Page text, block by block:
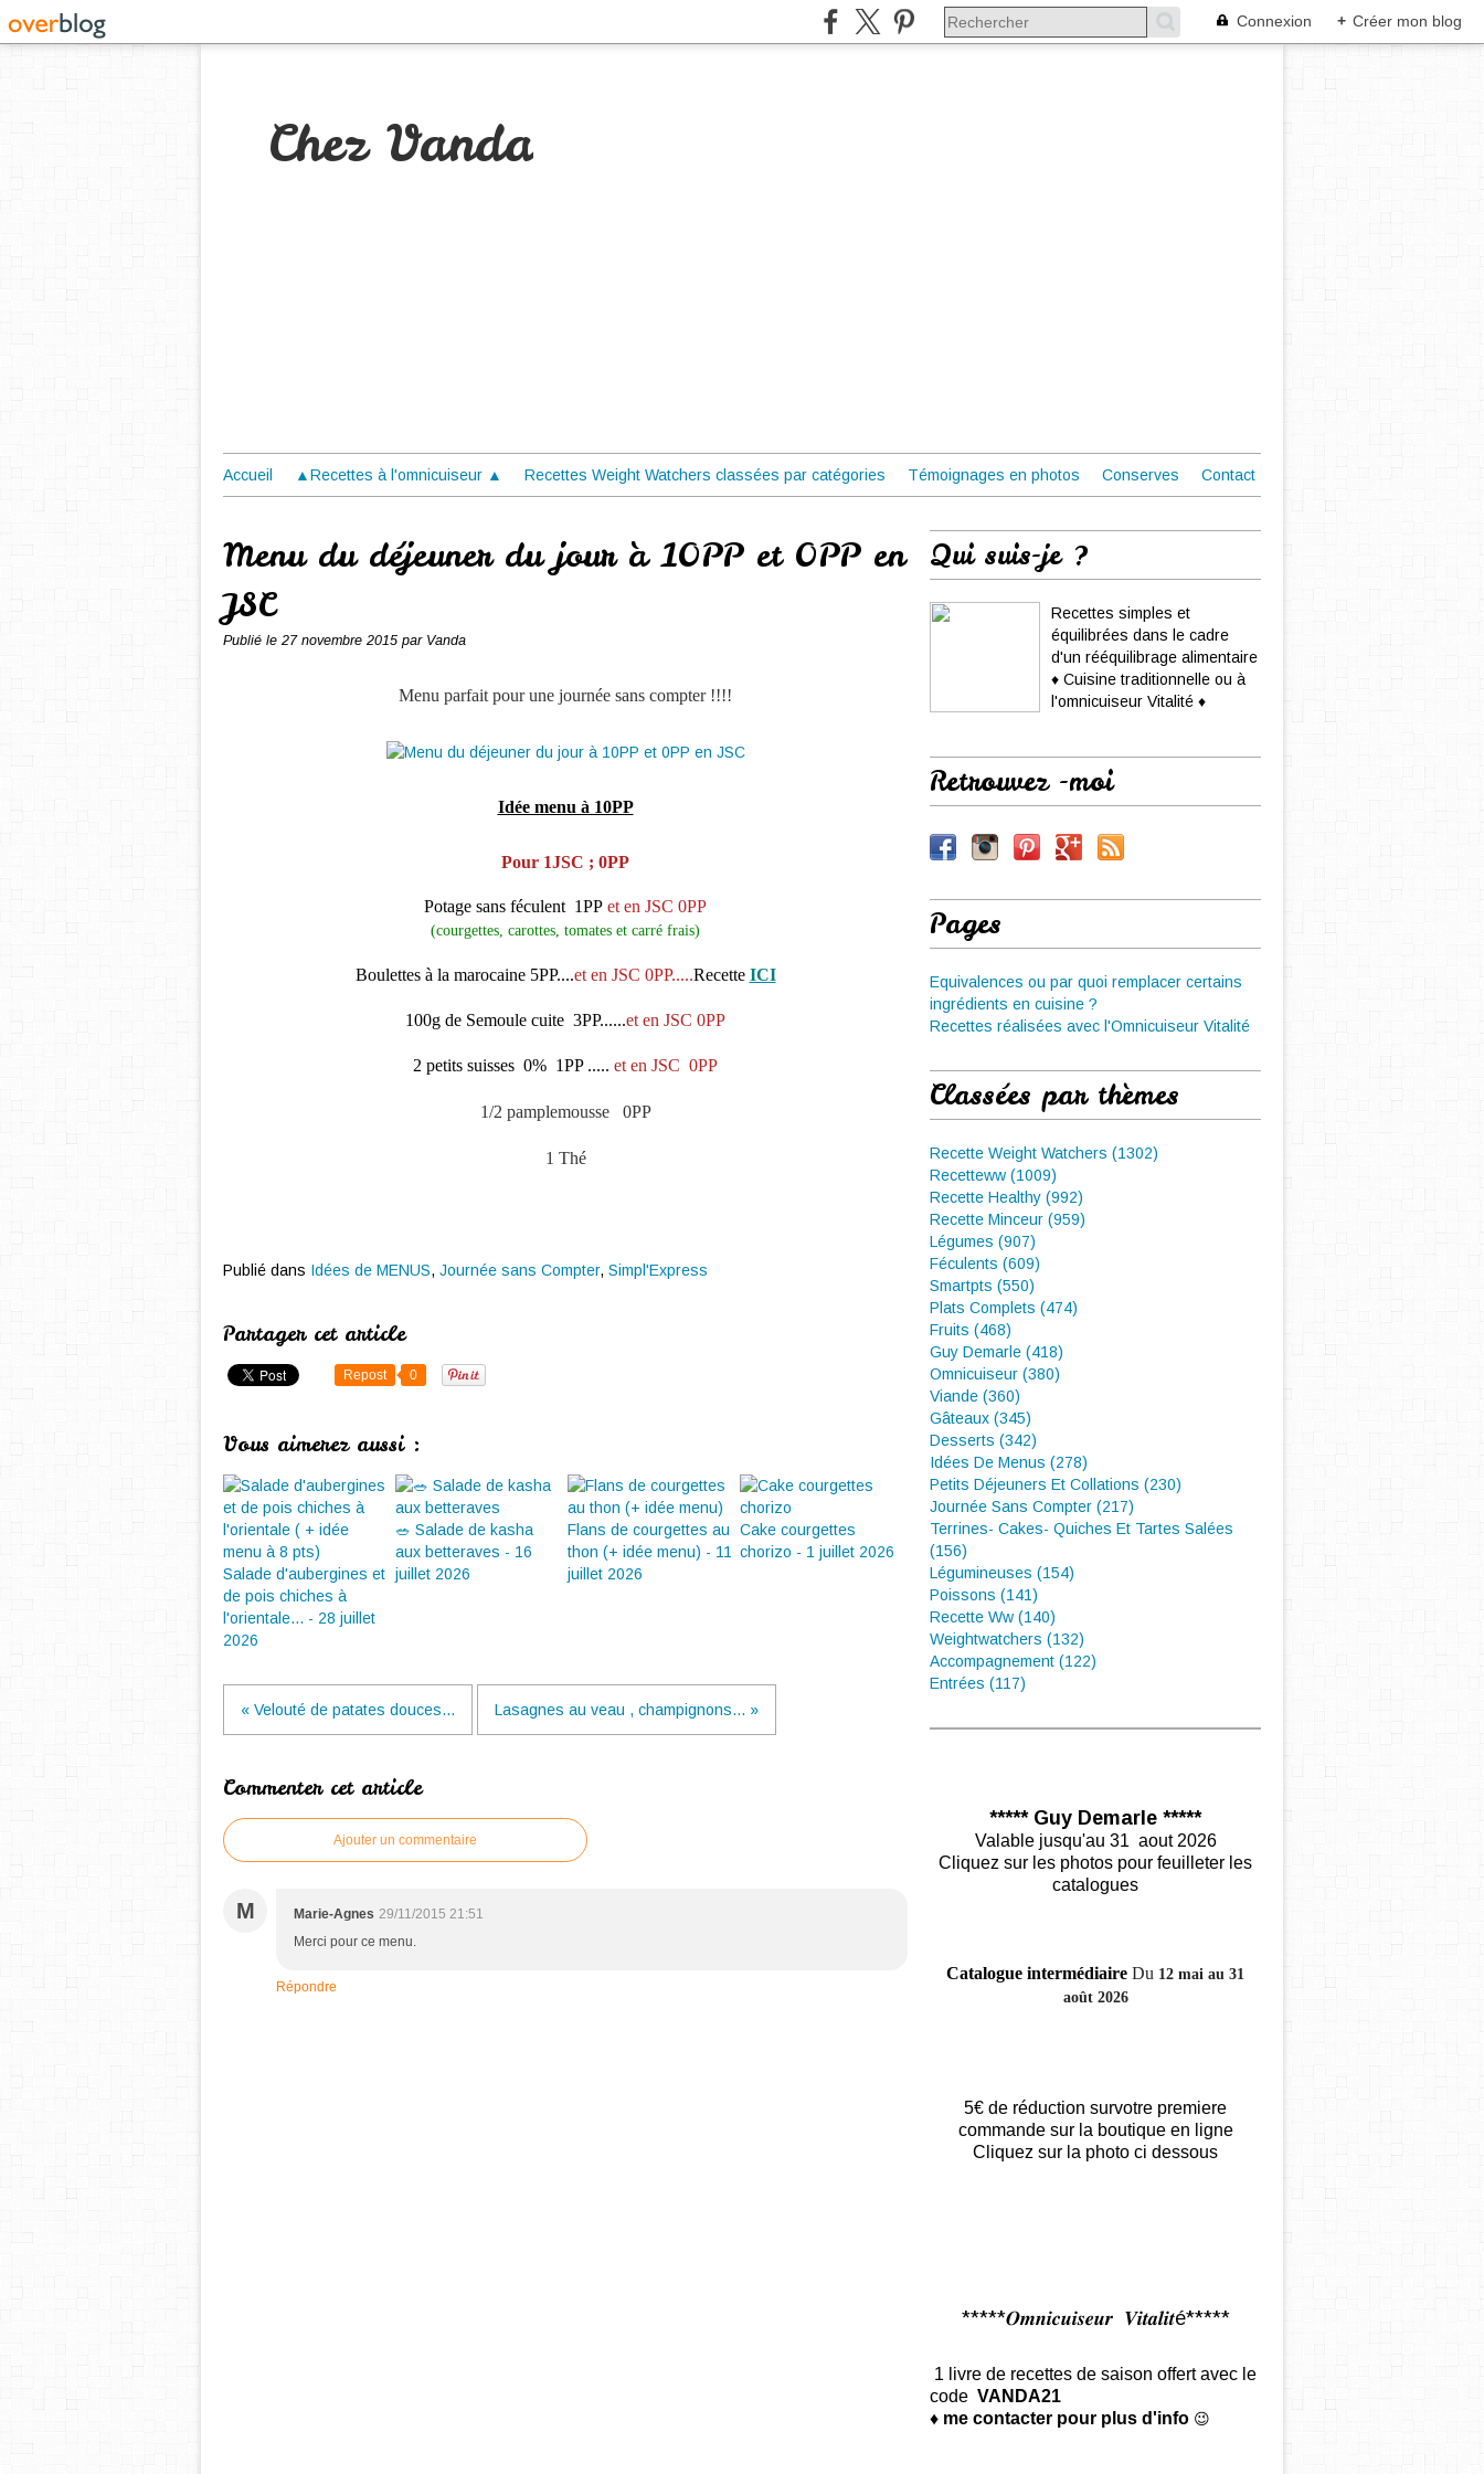
Connexion + Créer mon blog
Chez Vanda
Accueil ▲Recettes à l'omnicuiseur ▲ Recettes Weight Watchers classées par catégories Témoignages en photos Conserves Contact
Menu du déjeuner du jour à 10PP et 0PP en
JSC
Publié le 27 novembre 2015 par Vanda
Menu parfait pour une journée sans compter !!!!
Idée menu à 10PP
Pour 1JSC ; 0PP
Potage sans féculent 1PP et en JSC 0PP
(courgettes, carottes, tomates et carré frais)
Boulettes à la marocaine 5PP....et en JSC 0PP.....Recette ICI
100g de Semoule cuite 3PP......et en JSC 0PP
2 petits suisses 0% 1PP ..... et en JSC 0PP
1/2 pamplemousse 0PP
1 Thé
Publié dans Idées de MENUS, Journée sans Compter, Simpl'Express
Partager cet article
Repost 0
Vous aimerez aussi :
Salade d'aubergines et
de pois chiches à
l'orientale... - 28 juillet
2026
🥗 Salade de kasha
aux betteraves - 16
juillet 2026
Flans de courgettes au
thon (+ idée menu) - 11
juillet 2026
Cake courgettes
chorizo - 1 juillet 2026
« Velouté de patates douces... Lasagnes au veau , champignons... »
Commenter cet article
Ajouter un commentaire
M Marie-Agnes 29/11/2015 21:51
Merci pour ce menu.
Répondre
Qui suis-je ?
Recettes simples et
équilibrées dans le cadre
d'un rééquilibrage alimentaire
♦ Cuisine traditionnelle ou à
l'omnicuiseur Vitalité ♦
Retrouvez -moi
Pages
Equivalences ou par quoi remplacer certains
ingrédients en cuisine ?
Recettes réalisées avec l'Omnicuiseur Vitalité
Classées par thèmes
Recette Weight Watchers (1302)
Recetteww (1009)
Recette Healthy (992)
Recette Minceur (959)
Légumes (907)
Féculents (609)
Smartpts (550)
Plats Complets (474)
Fruits (468)
Guy Demarle (418)
Omnicuiseur (380)
Viande (360)
Gâteaux (345)
Desserts (342)
Idées De Menus (278)
Petits Déjeuners Et Collations (230)
Journée Sans Compter (217)
Terrines- Cakes- Quiches Et Tartes Salées
(156)
Légumineuses (154)
Poissons (141)
Recette Ww (140)
Weightwatchers (132)
Accompagnement (122)
Entrées (117)
***** Guy Demarle *****
Valable jusqu'au 31 aout 2026
Cliquez sur les photos pour feuilleter les
catalogues
Catalogue intermédiaire Du 12 mai au 31
août 2026
5€ de réduction survotre premiere
commande sur la boutique en ligne
Cliquez sur la photo ci dessous
*****𝑶𝒎𝒏𝒊𝒄𝒖𝒊𝒔𝒆𝒖𝒓 𝑽𝒊𝒕𝒂𝒍𝒊𝒕é*****
1 livre de recettes de saison offertavec le
code VANDA21
♦ me contacter pour plus d'info 😉